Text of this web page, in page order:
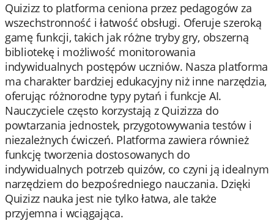
Quizizz to platforma ceniona przez pedagogów za
wszechstronność i łatwość obsługi. Oferuje szeroką
gamę funkcji, takich jak różne tryby gry, obszerną
bibliotekę i możliwość monitorowania
indywidualnych postępów uczniów. Nasza platforma
ma charakter bardziej edukacyjny niż inne narzędzia,
oferując różnorodne typy pytań i funkcje AI.
Nauczyciele często korzystają z Quizizza do
powtarzania jednostek, przygotowywania testów i
niezależnych ćwiczeń. Platforma zawiera również
funkcję tworzenia dostosowanych do
indywidualnych potrzeb quizów, co czyni ją idealnym
narzędziem do bezpośredniego nauczania. Dzięki
Quizizz nauka jest nie tylko łatwa, ale także
przyjemna i wciągająca.